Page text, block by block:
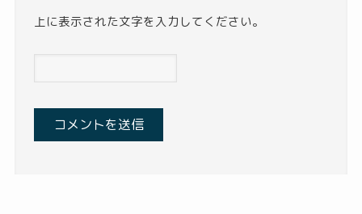
上に表示された文字を入力してください。